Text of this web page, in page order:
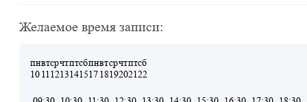
Желаемое время записи:
пн
10
вт
11
ср
12
чт
13
пт
14
сб
15
пн
17
вт
18
ср
19
чт
20
пт
21
сб
22